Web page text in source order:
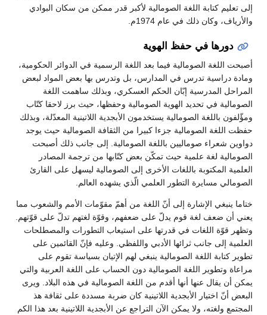
إلى تعليم كتابة اللغة الصومالية لأكبر قدر ممكن من سكان البوادي
والأرياف، وكان ذلك في عام 1974م.
دورها في حفظ الهوية
أصبحت اللغة الصومالية فيما بعد اللغة الرسمية في الدوائر الحكومية،
ومادة دراسية تدرس في المدارس، بل وتدرس بها بعض المواد لبعض
المراحل المدرسية إبّان الحكم العسكري، وبذلك ساهمت اللغة
الصومالية في تحديد الهوية الصومالية وحفظها، حيث برز لاحقا كتّاب
ومؤّلفون باللغة الصومالية يستخدمون الأبجدية اللاتينية المعدّلة، وبذلك
حفظت اللغة الصومالية جزءا كبيرا من الثقافة الصومالية حيث يوجد
دواوين شعراء صوماليين باللغة الصومالية. إلى جانب ذلك أصبحت
الصومالية لغة علمية حيث تمكّن بعض كتّابها من ترجمة المصادر
العلمية المكتوبة باللغات الأخرى إلى الصومالية ليسهل على القارئ
الصومالي مسايرة التطور العلمي الّذي يشهده العالم.
ختاما ينبغي الإشارة إلى أنّ اللغة من أهمّ مقوّمات الأمم والشعوب مما
يعني أن ضعف لغة قوم يدلّ على ضعفهم، وقوّة لغتهم تدلّ على قوّتهم.
وتظهر قوّة اللغات في قدرتها على استيعاب التطورات والمصطلحات
العلمية إلى جانب ثرائها الأدبي واللفظي. وعليه فإنّ القائمين على
تطوير كتابة اللغة الصومالية ينبغي لهم الإتيان بسياسة تقوم على
مراعاة وتطوير اللغة الصومالية دون الحساب على اللغة العربية والتي
يمكن أن يقال عنها أنها أقدم من اللغة الصومالية في هذه البلاد. ويرى
البعض أنّ اختيار الأبجدية اللاتينية كان ضربة مسددة على ثقافة هذ
المجتمع ولغته، ولا يمكن الآن التراجع عن الأبجدية اللاتينية بعد هذا الكم